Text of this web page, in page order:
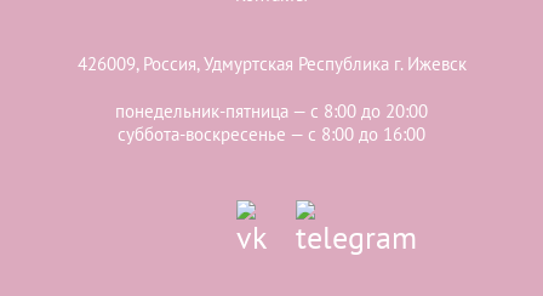
426009, Россия, Удмуртская Республика г. Ижевск
понедельник-пятница — с 8:00 до 20:00
суббота-воскресенье — с 8:00 до 16:00